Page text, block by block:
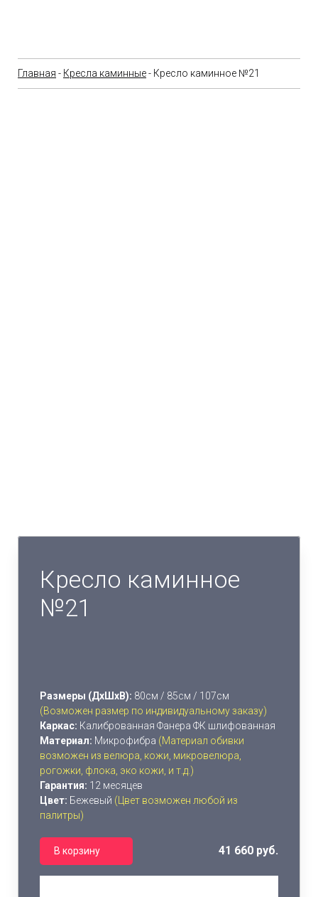
Главная - Кресла каминные- Кресло каминное №21
Кресло каминное
№21
Размеры (ДхШхВ): 80см / 85см / 107см
(Возможен размер по индивидуальному заказу)
Каркас: Калиброванная Фанера ФК шлифованная
Материал: Микрофибра (Материал обивки
возможен из велюра, кожи, микровелюра,
рогожки, флока, эко кожи, и т.д.)
Гарантия: 12 месяцев
Цвет: Бежевый (Цвет возможен любой из
палитры)
В корзину 41 660 руб.